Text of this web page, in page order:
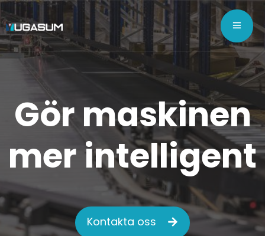
Gör maskinen
mer intelligent
Kontakta oss